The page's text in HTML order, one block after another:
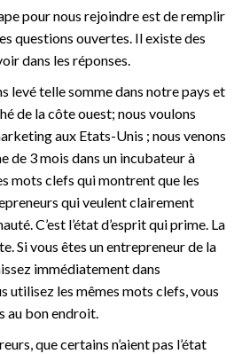
pour nous rejoindre est de remplir
questions ouvertes. Il existe des
dans les réponses.
levé telle somme dans notre pays et
de la côte ouest; nous voulons
aux Etats-Unis ; nous venons
de 3 mois dans un incubateur à
mots clefs qui montrent que les
qui veulent clairement
C’est l’état d’esprit qui prime. La
Si vous êtes un entrepreneur de la
immédiatement dans
utilisez les mêmes mots clefs, vous
au bon endroit.
que certains n’aient pas l’état